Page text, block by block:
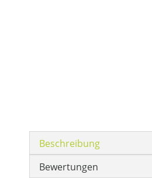
Beschreibung
Bewertungen